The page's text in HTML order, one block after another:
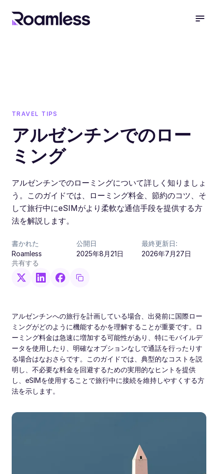
TRAVEL TIPS
アルゼンチンでのロー
ミング
アルゼンチンでのローミングについて詳しく知りましょ
う。このガイドでは、ローミング料金、節約のコツ、そ
して旅行中にeSIMがより柔軟な通信手段を提供する方
法を解説します。
書かれた
Roamless
公開日
2025年8月21日
最終更新日:
2026年7月27日
共有する
アルゼンチンへの旅行を計画している場合、出発前に国際ロー
ミングがどのように機能するかを理解することが重要です。ロ
ーミング料金は急速に増加する可能性があり、特にモバイルデ
ータを使用したり、明確なオプションなしで通話を行ったりす
る場合はなおさらです。このガイドでは、典型的なコストを説
明し、不必要な料金を回避するための実用的なヒントを提供
し、eSIMを使用することで旅行中に接続を維持しやすくする方
法を示します。